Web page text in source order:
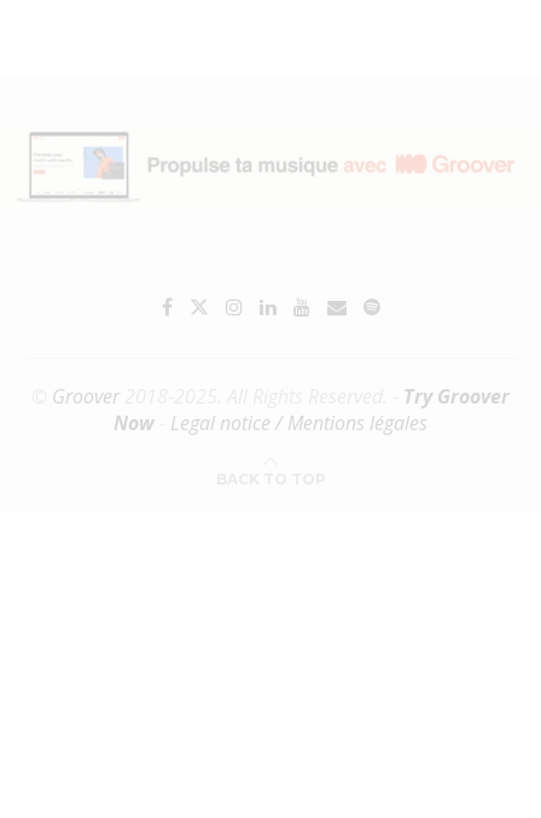
Groover2018-2025. All Rights Reserved. - Try Groover
Now
Legal notice / Mentions légales